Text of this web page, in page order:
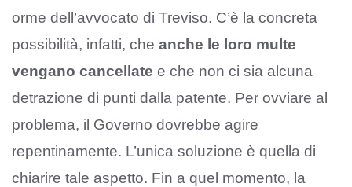
orme dell’avvocato di Treviso. C’è la concreta
possibilità, infatti, che anche le loro multe
vengano cancellate e che non ci sia alcuna
detrazione di punti dalla patente. Per ovviare al
problema, il Governo dovrebbe agire
repentinamente. L’unica soluzione è quella di
chiarire tale aspetto. Fin a quel momento, la